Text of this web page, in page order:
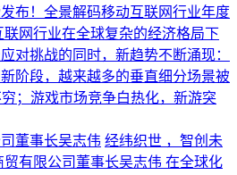
布！全景解码移动互联网行业年度
联网行业在全球复杂的经济格局下
对挑战的同时，新趋势不断涌现：
阶段，越来越多的垂直细分场景被
；游戏市场竞争白热化，新游突
董事长吴志伟 经纬织世 ，智创未
有限公司董事长吴志伟 在全球化